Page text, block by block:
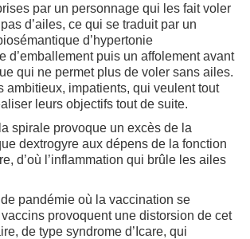
par un personnage qui les fait voler
d’ailes, ce qui se traduit par un
d’hypertonie
d’emballement puis un affolement avant
qui ne permet plus de voler sans ailes.
ambitieux, impatients, qui veulent tout
leurs objectifs tout de suite.
spirale provoque un excès de la
dextrogyre aux dépens de la fonction
d’où l’inflammation qui brûle les ailes
pandémie où la vaccination se
provoquent une distorsion de cet
de type syndrome d’Icare, qui